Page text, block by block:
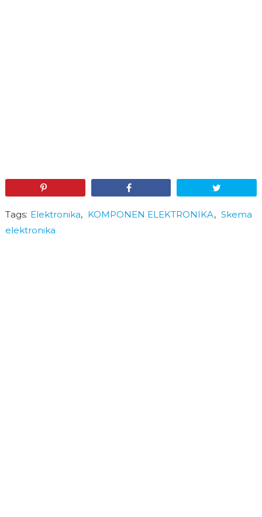
Tags: Elektronika, KOMPONEN ELEKTRONIKA, Skema
elektronika